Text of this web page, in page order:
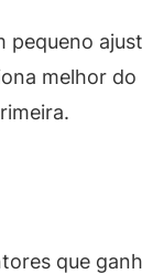
pequeno
melhor
que